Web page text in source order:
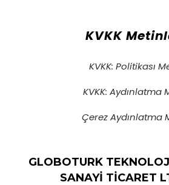
KVKK
KVKK: Politikası
KVKK: Aydınlatma
Çerez Aydınlatma
GLOBOTURK
SANAYİ TİCARET